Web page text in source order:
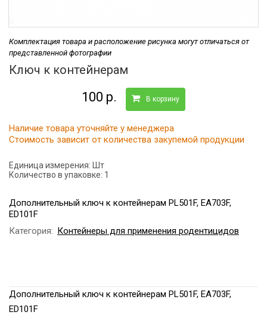
Комплектация товара и расположение рисунка могут отличаться от
представленной фотографии
Ключ к контейнерам
100 р. В корзину
Наличие товара уточняйте у менеджера
Стоимость зависит от количества закупемой продукции
Единица измерения: Шт
Количество в упаковке: 1
Дополнительный ключ к контейнерам PL501F, EA703F,
ED101F
Категория: Контейнеры для применения родентицидов
Дополнительный ключ к контейнерам PL501F, EA703F,
ED101F